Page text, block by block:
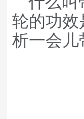
轮的功效
析一会儿